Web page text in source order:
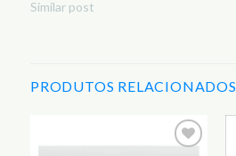
Similar post
PRODUTOS RELACIONADOS